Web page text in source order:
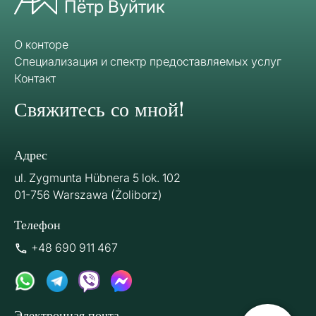
Пётр Вуйтик
О конторе
Специализация и спектр предоставляемых услуг
Контакт
Свяжитесь со мной!
Адрес
ul. Zygmunta Hübnera 5 lok. 102
01-756 Warszawa (Żoliborz)
Телефон
+48 690 911 467